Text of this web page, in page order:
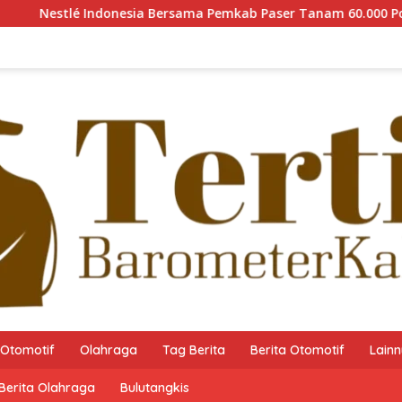
Pemkab Paser Tanam 60.000 Pohon Mangrove guna
Otomotif Olahraga Tag Berita Berita Otomotif
Olahraga Bulutangkis